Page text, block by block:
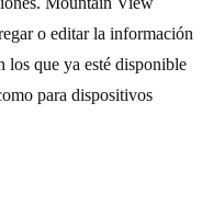
o editar la información
los que ya esté disponible
para dispositivos